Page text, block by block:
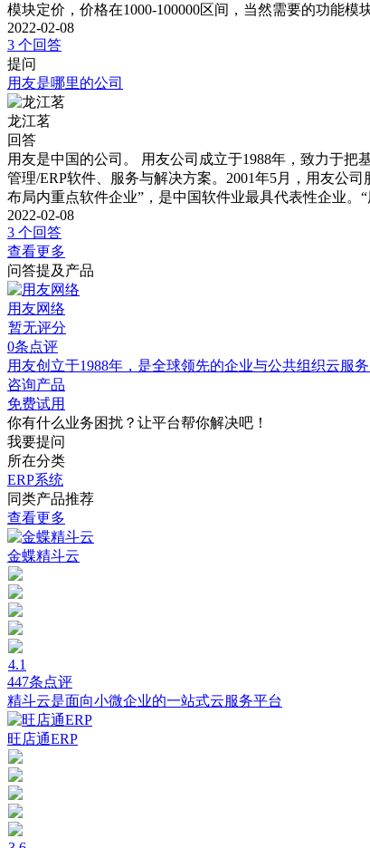
模块定价，价格在1000-100000区间，当然需要的功能模
2022-02-08
3 个回答
提问
用友是哪里的公司
龙江茗
回答
用友是中国的公司。 用友公司成立于1988年，致力于
管理/ERP软件、服务与解决方案。2001年5月，用友公
布局内重点软件企业”，是中国软件业最具代表性企业。“
2022-02-08
3 个回答
查看更多
问答提及产品
用友网络
暂无评分
0条点评
用友创立于1988年，是全球领先的企业与公共组织云服务
咨询产品
免费试用
你有什么业务困扰？让平台帮你解决吧！
我要提问
所在分类
ERP系统
同类产品推荐
查看更多
金蝶精斗云
4.1
447条点评
精斗云是面向小微企业的一站式云服务平台
旺店通ERP